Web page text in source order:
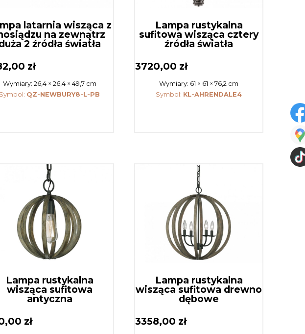
latarnia wisząca z
na zewnątrz
2 źródła światła
zł
Wymiary: 26,4 × 26,4 × 49,7 cm
Symbol: QZ-NEWBURY8-L-PB
Lampa rustykalna
sufitowa wisząca cztery
źródła światła
3720,00 zł
Wymiary: 61 × 61 × 76,2 cm
Symbol: KL-AHRENDALE4
Lampa rustykalna
wisząca sufitowa
antyczna
zł
Lampa rustykalna
wisząca sufitowa drewno
dębowe
3358,00 zł